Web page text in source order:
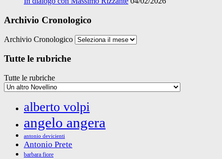
Archivio Cronologico
Archivio Cronologico
Tutte le rubriche
Tutte le rubriche
alberto volpi
angelo angera
antonio devicienti
Antonio Prete
barbara fiore